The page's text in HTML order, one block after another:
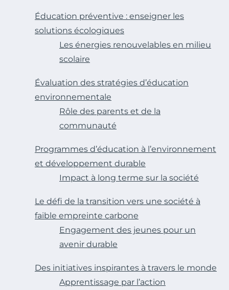
Éducation préventive : enseigner les
solutions écologiques
Les énergies renouvelables en milieu
scolaire
Évaluation des stratégies d’éducation
environnementale
Rôle des parents et de la
communauté
Programmes d’éducation à l’environnement
et développement durable
Impact à long terme sur la société
Le défi de la transition vers une société à
faible empreinte carbone
Engagement des jeunes pour un
avenir durable
Des initiatives inspirantes à travers le monde
Apprentissage par l’action